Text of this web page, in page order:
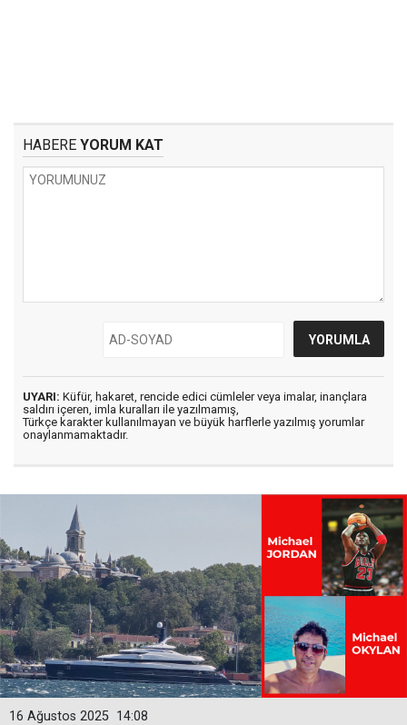
HABERE YORUM KAT
UYARI: Küfür, hakaret, rencide edici cümleler veya imalar, inançlara
saldırı içeren, imla kuralları ile yazılmamış,
Türkçe karakter kullanılmayan ve büyük harflerle yazılmış yorumlar
onaylanmamaktadır.
14:08
16 Ağustos 2025